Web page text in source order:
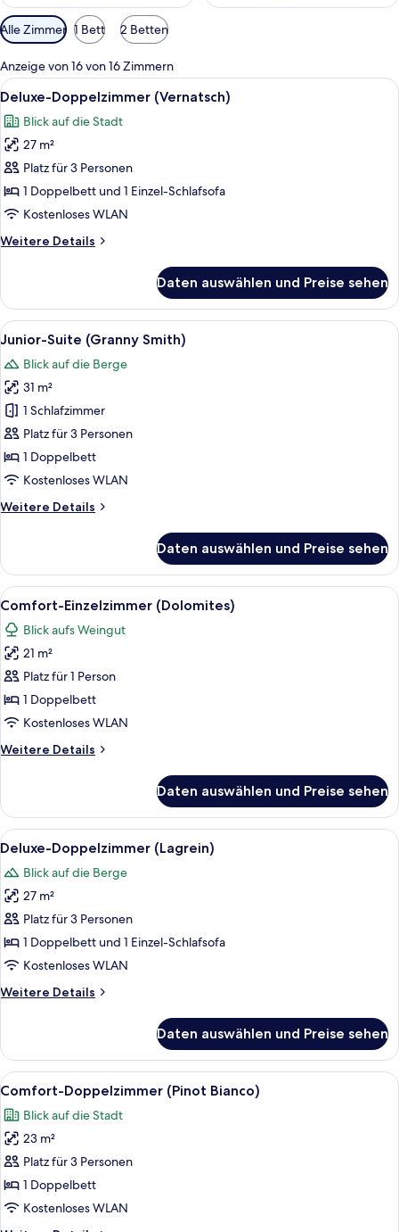
Verfügbare
Filter
für
Zimmer
Alle Zimmer 1 Bett 2 Betten
Anzeige von 16 von 16 Zimmern
Alle
Fotos
für
Deluxe-
Doppelzimmer
(Vernatsch)
anzeigen
Ein Zimmer mit großem Fenster und
5
Deluxe-Doppelzimmer (Vernatsch)
Blick auf die Stadt
27 m²
Platz für 3 Personen
1 Doppelbett und 1 Einzel-Schlafsofa
Kostenloses WLAN
Weitere Details
Weitere
Doppelzimmer
(Vernatsch)
Daten auswählen und Preise sehen
Alle
Fotos
für
Junior-
Suite
(Granny
Smith)
anzeigen
Ein Hotelzimmer mit einem Bett,
5
Junior-Suite (Granny Smith)
Blick auf die Berge
31 m²
1 Schlafzimmer
Platz für 3 Personen
1 Doppelbett
Kostenloses WLAN
Weitere Details
Weitere
Suite
(Granny
Smith)
Daten auswählen und Preise sehen
Alle
Fotos
für
Comfort-
Einzelzimmer
(Dolomites)
anzeigen
Ein Hotelzimmer mit einem großen
4
Comfort-Einzelzimmer (Dolomites)
Blick aufs Weingut
21 m²
Platz für 1 Person
1 Doppelbett
Kostenloses WLAN
Weitere Details
Weitere
Einzelzimmer
(Dolomites)
Daten auswählen und Preise sehen
Alle
Fotos
für
Deluxe-
Doppelzimmer
(Lagrein)
anzeigen
Ein modernes Hotelzimmer mit Bett,
6
Deluxe-Doppelzimmer (Lagrein)
Blick auf die Berge
27 m²
Platz für 3 Personen
1 Doppelbett und 1 Einzel-Schlafsofa
Kostenloses WLAN
Weitere Details
Weitere
Doppelzimmer
(Lagrein)
Daten auswählen und Preise sehen
Alle
Fotos
für
Comfort-
Doppelzimmer
(Pinot
Bianco)
Ein Hotelzimmer mit einem großen
5
Comfort-Doppelzimmer (Pinot Bianco)
Blick auf die Stadt
23 m²
Platz für 3 Personen
1 Doppelbett
Kostenloses WLAN